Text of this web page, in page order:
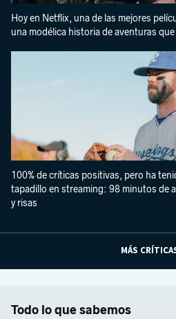
Hoy en Netflix, una de las mejores
una modélica historia de aventuras
100% de críticas positivas, pero ha
tapadillo en streaming: 98 minutos de
y risas
MÁS
Todo lo que sabemos